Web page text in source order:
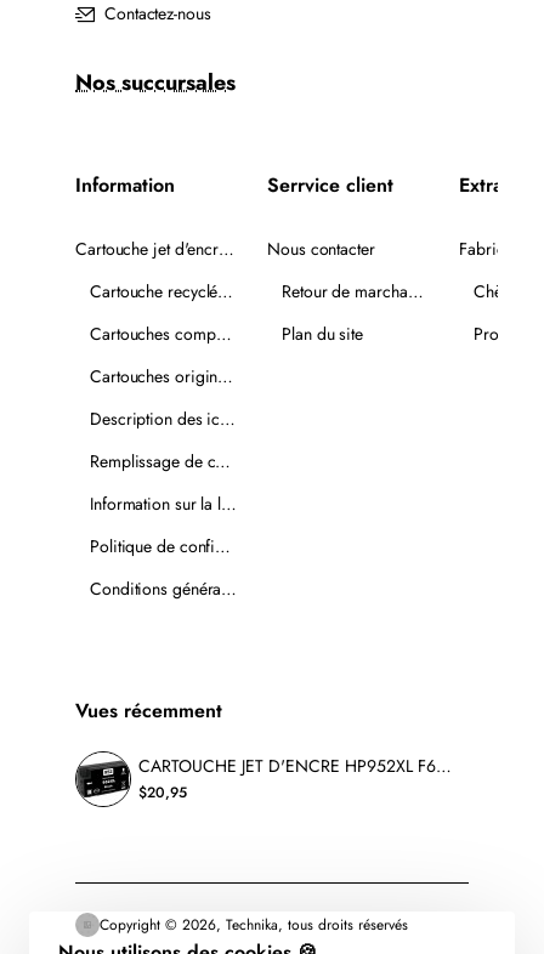
Contactez-nous
Nos succursales
Information
Cartouche jet d'encre recyclée
Cartouche recyclée PLUS
Cartouches compatibles
Cartouches originales
Description des icônes
Remplissage de cartouches
Information sur la livraison
Politique de confidentialité
Conditions générales de vente
Serrvice client
Nous contacter
Retour de marchandise
Plan du site
Extra
Fabricants
Vues récemment
CARTOUCHE JET D'ENCRE HP952XL F6U19AN RECYCLÉE NOIR
$20,95
Copyright © 2026, Technika, tous droits réservés